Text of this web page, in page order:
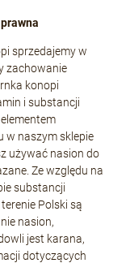
sprzedajemy w
zachowanie
konopi
i substancji
w naszym sklepie
używać nasion do
Ze względu na
substancji
Polski są
nasion,
jest karana,
dotyczących